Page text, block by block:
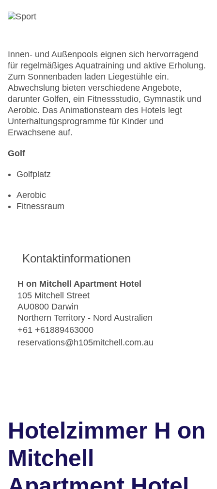
Innen- und Außenpools eignen sich hervorragend
für regelmäßiges Aquatraining und aktive Erholung.
Zum Sonnenbaden laden Liegestühle ein.
Abwechslung bieten verschiedene Angebote,
darunter Golfen, ein Fitnessstudio, Gymnastik und
Aerobic. Das Animationsteam des Hotels legt
Unterhaltungsprogramme für Kinder und
Erwachsene auf.
Golf
Golfplatz
Aerobic
Fitnessraum
Kontaktinformationen
H on Mitchell Apartment Hotel
105 Mitchell Street
AU0800 Darwin
Northern Territory - Nord Australien
+61 +61889463000
reservations@h105mitchell.com.au
Hotelzimmer H on
Mitchell